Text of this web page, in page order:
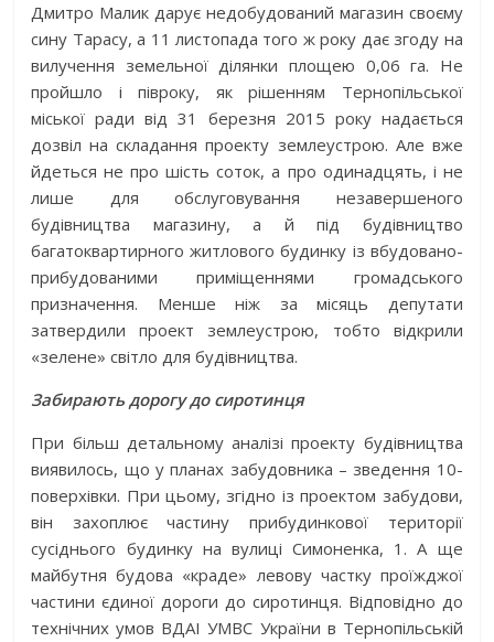
Дмитро Малик дарує недобудований магазин своєму
сину Тарасу, а 11 листопада того ж року дає згоду на
вилучення земельної ділянки площею 0,06 га. Не
пройшло і півроку, як рішенням Тернопільської
міської ради від 31 березня 2015 року надається
дозвіл на складання проекту землеустрою. Але вже
йдеться не про шість соток, а про одинадцять, і не
лише для обслуговування незавершеного
будівництва магазину, а й під будівництво
багатоквартирного житлового будинку із вбудовано-
прибудованими приміщеннями громадського
призначення. Менше ніж за місяць депутати
затвердили проект землеустрою, тобто відкрили
«зелене» світло для будівництва.
Забирають дорогу до сиротинця
При більш детальному аналізі проекту будівництва
виявилось, що у планах забудовника – зведення 10-
поверхівки. При цьому, згідно із проектом забудови,
він захоплює частину прибудинкової території
сусіднього будинку на вулиці Симоненка, 1. А ще
майбутня будова «краде» левову частку проїжджої
частини єдиної дороги до сиротинця. Відповідно до
технічних умов ВДАІ УМВС України в Тернопільській